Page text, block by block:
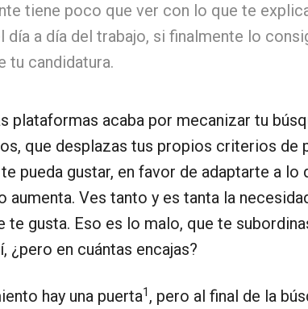
tiene poco que ver con lo que te
a día del trabajo, si finalmente lo
tu candidatura.
plataformas acaba por mecanizar tu
que desplazas tus propios criterios
pueda gustar, en favor de adaptarte a
Ves tanto y es tanta la
gusta. Eso es lo malo, que te
¿pero en cuántas encajas?
hay una puerta1 , pero al final de la